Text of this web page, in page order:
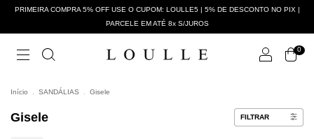
PRIMEIRA COMPRA 5% OFF USE O CUPOM: LOULLE5 | 5% DE DESCONTO NO PIX |
PARCELE EM ATÉ 8x S/JUROS
0
Início SANDÁLIAS Gisele
Gisele FILTRAR